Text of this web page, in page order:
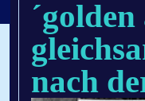
nach